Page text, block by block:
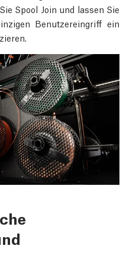
Spool Join und lassen Sie
Benutzereingriff ein